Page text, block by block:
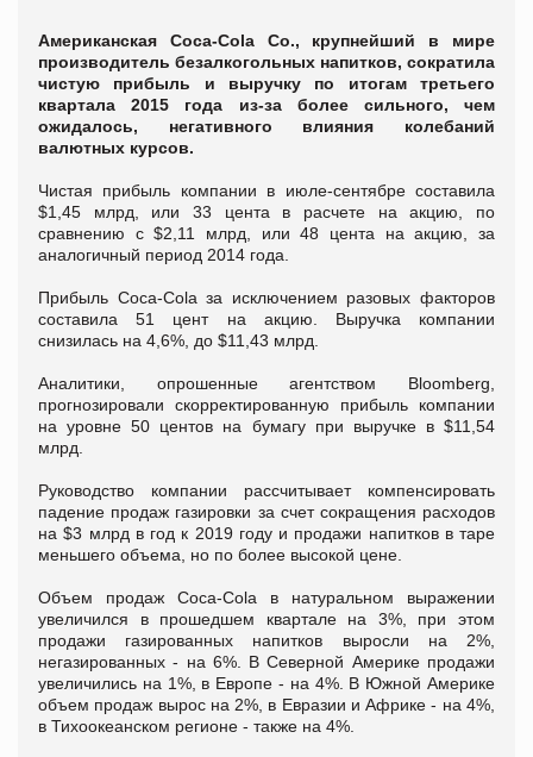
Американская Coca-Cola Co., крупнейший в мире
производитель безалкогольных напитков, сократила
чистую прибыль и выручку по итогам третьего
квартала 2015 года из-за более сильного, чем
ожидалось, негативного влияния колебаний
валютных курсов.
Чистая прибыль компании в июле-сентябре составила
$1,45 млрд, или 33 цента в расчете на акцию, по
сравнению с $2,11 млрд, или 48 цента на акцию, за
аналогичный период 2014 года.
Прибыль Coca-Cola за исключением разовых факторов
составила 51 цент на акцию. Выручка компании
снизилась на 4,6%, до $11,43 млрд.
Аналитики, опрошенные агентством Bloomberg,
прогнозировали скорректированную прибыль компании
на уровне 50 центов на бумагу при выручке в $11,54
млрд.
Руководство компании рассчитывает компенсировать
падение продаж газировки за счет сокращения расходов
на $3 млрд в год к 2019 году и продажи напитков в таре
меньшего объема, но по более высокой цене.
Объем продаж Coca-Cola в натуральном выражении
увеличился в прошедшем квартале на 3%, при этом
продажи газированных напитков выросли на 2%,
негазированных - на 6%. В Северной Америке продажи
увеличились на 1%, в Европе - на 4%. В Южной Америке
объем продаж вырос на 2%, в Евразии и Африке - на 4%,
в Тихоокеанском регионе - также на 4%.